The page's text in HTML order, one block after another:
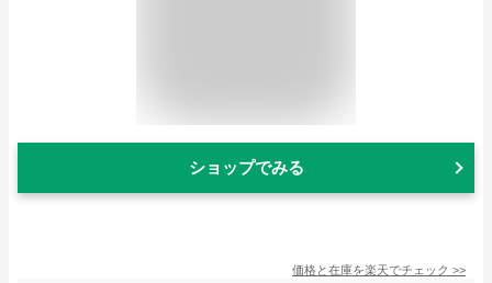
ショップでみる
価格と在庫を楽天でチェック >>